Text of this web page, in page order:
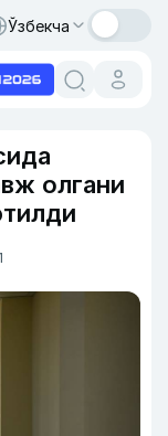
Ўзбекча
олгани